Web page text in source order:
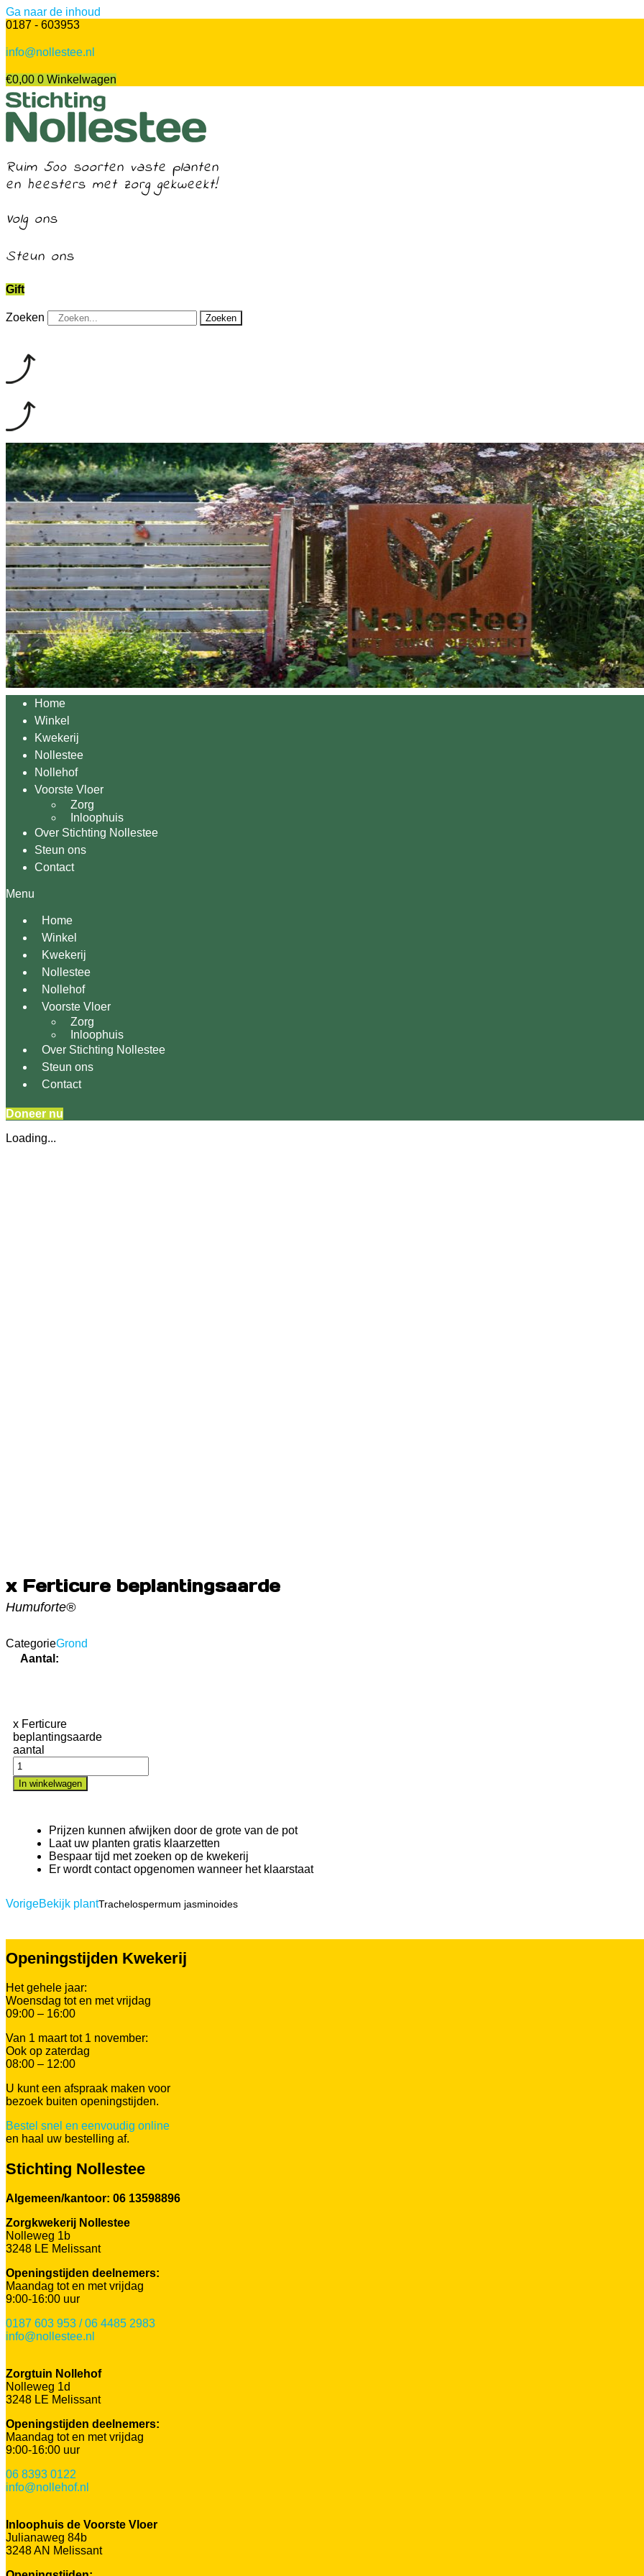
Ga naar de inhoud
0187 - 603953
info@nollestee.nl
€0,00 0 Winkelwagen
Ruim 500 soorten vaste planten
en heesters met zorg gekweekt!
Volg ons
Steun ons
Gift
Zoeken Zoeken
Home
Winkel
Kwekerij
Nollestee
Nollehof
Voorste Vloer
Zorg
Inloophuis
Over Stichting Nollestee
Steun ons
Contact
Menu
Home
Winkel
Kwekerij
Nollestee
Nollehof
Voorste Vloer
Zorg
Inloophuis
Over Stichting Nollestee
Steun ons
Contact
Doneer nu
Loading...
x Ferticure beplantingsaarde
Humuforte®
CategorieGrond
Aantal:
x Ferticure
beplantingsaarde
aantal
In winkelwagen
Prijzen kunnen afwijken door de grote van de pot
Laat uw planten gratis klaarzetten
Bespaar tijd met zoeken op de kwekerij
Er wordt contact opgenomen wanneer het klaarstaat
VorigeBekijk plantTrachelospermum jasminoides
Openingstijden Kwekerij
Het gehele jaar:
Woensdag tot en met vrijdag
09:00 – 16:00
Van 1 maart tot 1 november:
Ook op zaterdag
08:00 – 12:00
U kunt een afspraak maken voor
bezoek buiten openingstijden.
Bestel snel en eenvoudig online
en haal uw bestelling af.
Stichting Nollestee
Algemeen/kantoor: 06 13598896
Zorgkwekerij Nollestee
Nolleweg 1b
3248 LE Melissant
Openingstijden deelnemers:
Maandag tot en met vrijdag
9:00-16:00 uur
0187 603 953 / 06 4485 2983
info@nollestee.nl
Zorgtuin Nollehof
Nolleweg 1d
3248 LE Melissant
Openingstijden deelnemers:
Maandag tot en met vrijdag
9:00-16:00 uur
06 8393 0122
info@nollehof.nl
Inloophuis de Voorste Vloer
Julianaweg 84b
3248 AN Melissant